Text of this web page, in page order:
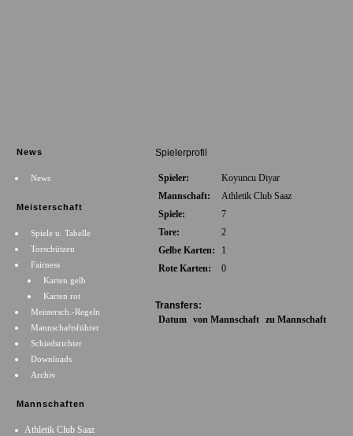
News
News
Meisterschaft
Spiele u. Tabelle
Torschützen
Fairness
Karten gelb
Karten rot
Meistersch.-Regeln
Mannschaftsführer
Schiedsrichter
Downloads
Archiv
Mannschaften
Athletik Club Saaz
Spielerprofil
Spieler:
Koyuncu Diyar
Mannschaft:
Athletik Club Saaz
Spiele:
7
Tore:
2
Gelbe Karten:
1
Rote Karten:
0
Transfers:
Datum von Mannschaft zu Mannschaft